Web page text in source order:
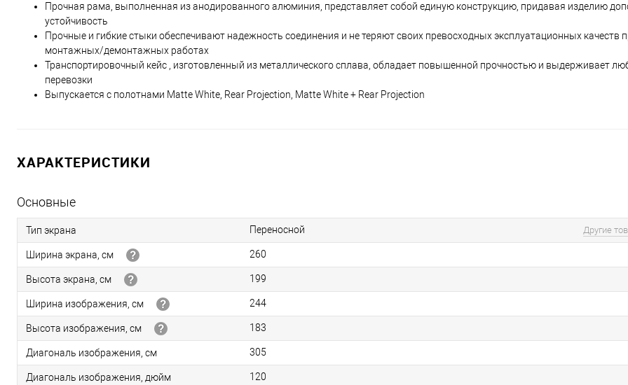
Прочная рама, выполненная из анодированного алюминия, представляет собой единую конструкцию, придавая изделию
устойчивость
Прочные и гибкие стыки обеспечивают надежность соединения и не теряют своих превосходных эксплуатационных качеств
монтажных/демонтажных работах
Транспортировочный кейс , изготовленный из металлического сплава, обладает повышенной прочностью и выдерживает
перевозки
Выпускается с полотнами Matte White, Rear Projection, Matte White + Rear Projection
ХАРАКТЕРИСТИКИ
Основные
Тип экрана Переносной Другие
Ширина экрана, см 260
Высота экрана, см 199
Ширина изображения, см 244
Высота изображения, см 183
Диагональ изображения, см 305
Диагональ изображения, дюйм 120